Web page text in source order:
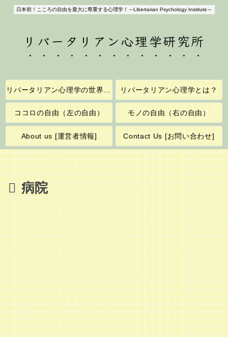
日本初！こころの自由を最大に尊重する心理学！～Libertarian Psychology Institute～
リバータリアン心理学研究所
リバータリアン心理学の世界へようこそ！ リバータリアン心理学とは？
ココロの自由（左の自由） モノの自由（右の自由）
About us [運営者情報] Contact Us [お問い合わせ]
病院